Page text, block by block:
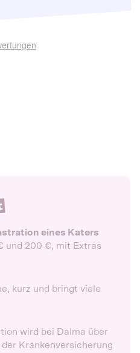
eines Katers
und 200 €, mit Extras
kurz und bringt viele
wird bei Dalma über
Krankenversicherung